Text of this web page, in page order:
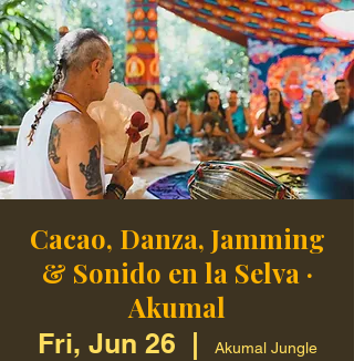
Cacao, Danza, Jamming
& Sonido en la Selva ·
Akumal
Fri, Jun 26
  |
Akumal Jungle